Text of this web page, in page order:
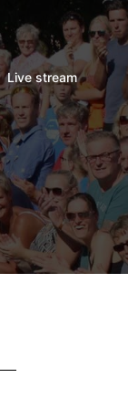
Live stream